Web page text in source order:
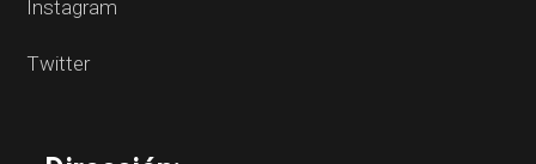
Instagram
Twitter